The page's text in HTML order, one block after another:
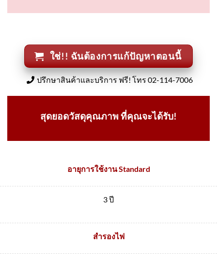
ใช่!! ฉันต้องการแก้ปัญหาตอนนี้
ปรึกษาสินค้าและบริการ ฟรี! โทร 02-114-7006
สุดยอดวัสดุคุณภาพ ที่คุณจะได้รับ!
อายุการใช้งาน Standard
3 ปี
สำรองไฟ